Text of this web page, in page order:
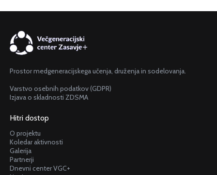
Prostor medgeneracijskega učenja, druženja in sodelovanja.
Varstvo osebnih podatkov (GDPR)
Izjava o skladnosti ZDSMA
Hitri dostop
O projektu
Koledar aktivnosti
Galerija
Partnerji
Dnevni center VGC+